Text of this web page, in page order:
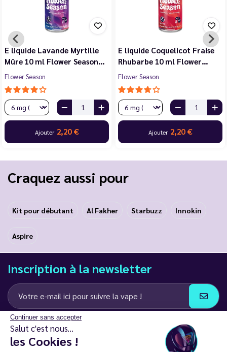
Continuer sans accepter
Salut c'est nous...
les Cookies !
E liquide Violette Cerise
Noire Cassis 10 ml Flower…
Flower Season
Ajouter2,20 €
E liquide Jasmin Pêche
Blanche Abricot 10 ml…
Flower Season
Ajouter2,20 €
Craquez aussi pour
Kit pour débutant Al Fakher Starbuzz Innokin
Aspire
Inscription à la newsletter
J’accepte de recevoir des communications e-mail et SMS de la part de
LD Groupe
Restez en contact